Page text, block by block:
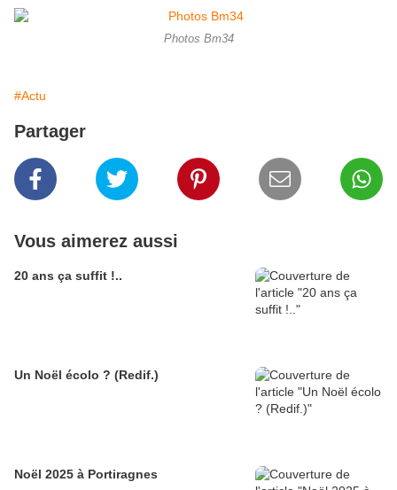
Photos Bm34
#Actu
Partager
Vous aimerez aussi
20 ans ça suffit !..
Un Noël écolo ? (Redif.)
Noël 2025 à Portiragnes